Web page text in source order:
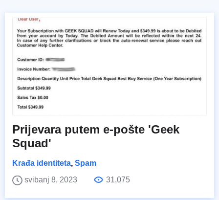
Prijevara putem e-pošte 'Geek
Squad'
Krađa identiteta, Spam
svibanj 8, 2023
31,075